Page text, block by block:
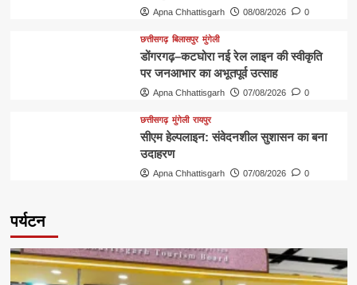
Apna Chhattisgarh 08/08/2026 0
छत्तीसगढ़ बिलासपुर मुंगेली
डोंगरगढ़–कटघोरा नई रेल लाइन की स्वीकृति
पर जनआभार का अभूतपूर्व उत्साह
Apna Chhattisgarh 07/08/2026 0
छत्तीसगढ़ मुंगेली रायपुर
सीएम हेल्पलाइन: संवेदनशील सुशासन का बना
उदाहरण
Apna Chhattisgarh 07/08/2026 0
पर्यटन